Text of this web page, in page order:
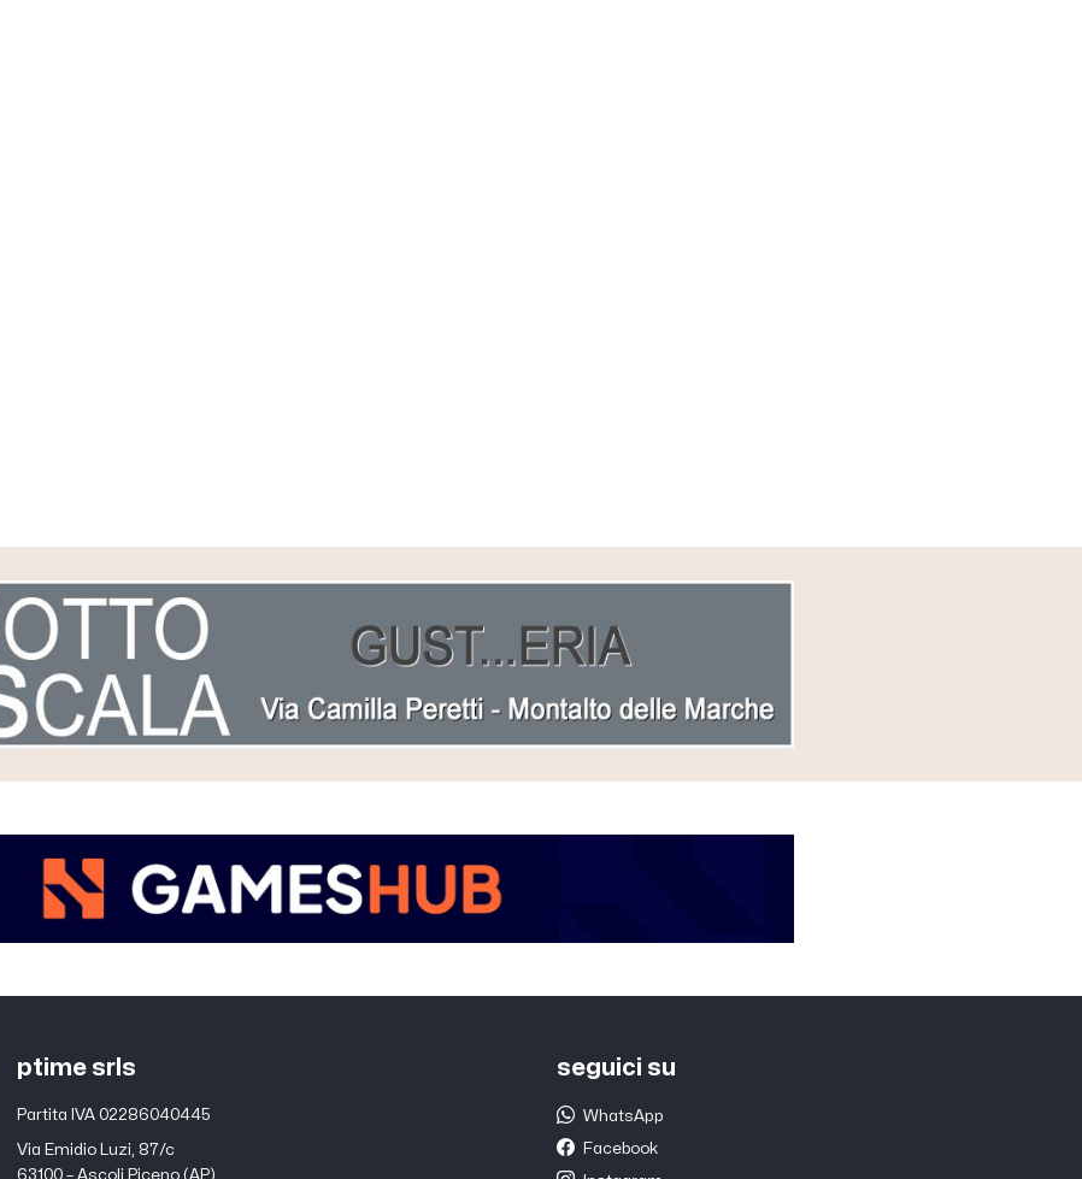
ptime srls
Partita IVA 02286040445
Via Emidio Luzi, 87/c
63100 – Ascoli Piceno (AP)
seguici su
WhatsApp
Facebook